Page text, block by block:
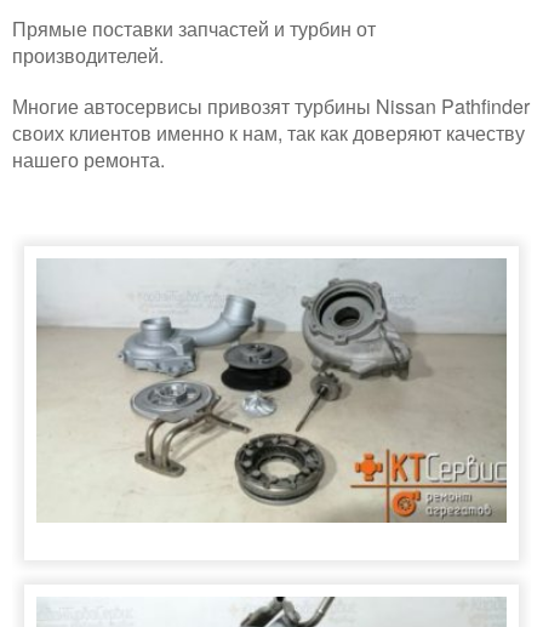
Прямые поставки запчастей и турбин от
производителей.
Многие автосервисы привозят турбины Nissan Pathfinder
своих клиентов именно к нам, так как доверяют качеству
нашего ремонта.